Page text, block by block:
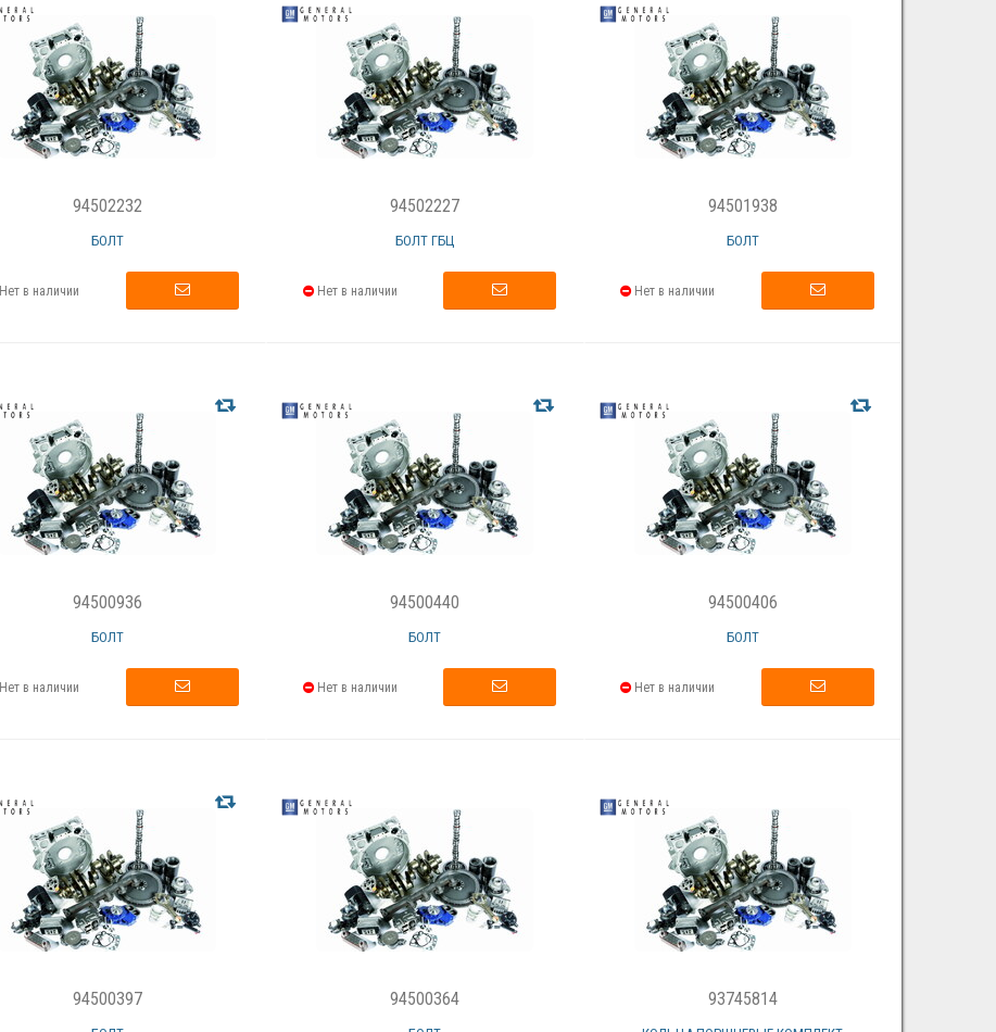
94502232
БОЛТ
Нет в наличии
94502227
БОЛТ ГБЦ
Нет в наличии
94501938
БОЛТ
Нет в наличии
94500936
БОЛТ
Нет в наличии
94500440
БОЛТ
Нет в наличии
94500406
БОЛТ
Нет в наличии
94500397 94500364 93745814